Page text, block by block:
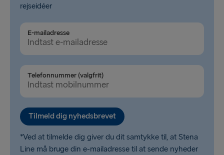
Cairnryan → Belfast
Belfast → Cairnryan
Liverpool → Belfast
Belfast → Liverpool
Rosslare → Fishguard
Fishguard → Rosslare
rejseidéer
E-mailadresse
Telefonnummer (valgfrit)
Tilmeld dig nyhedsbrevet
*Ved at tilmelde dig giver du dit samtykke til, at Stena
Line må bruge din e-mailadresse til at sende nyheder